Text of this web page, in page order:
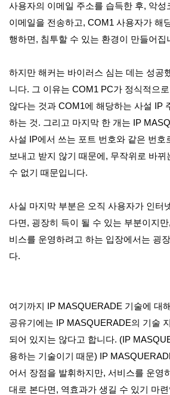
사용자의 이메일 주소를 습득한 후, 악성
이메일을 전송하고, COM1 사용자가 해
행하면, 침투할 수 있는 환경이 만들어집
하지만 해커는 바이러스 심는 데는 성공
니다. 그 이유는 COM1 PC가 정식적으
않다는 것과 COM1에 해당하는 사설 IP
하는 것. 그리고 마지막 한 개는 IP
사설 IP에서 쓰는 포트 번호와 같은 번호
보내고 받지 않기 때문에, 무작위로 바
수 없기 때문입니다.
사실 마지막 부분은 오직 사용자가 인터
다면, 굉장히 득이 될 수 있는 부분이지
비스를 운영하려고 하는 입장에서는 굉
다.
여기까지 IP MASQUERADE 기술에 대
공유기에는 IP MASQUERADE의 기술
되어 있지는 않다고 합니다. (IP
용하는 기술이기 때문) IP
어서 장점을 발휘하지만, 서비스를 운영
대로 본다면, 역효과가 생길 수 있기 마